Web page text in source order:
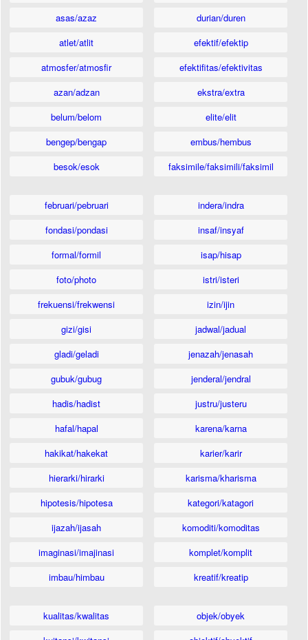
asas/azaz
atlet/atlit
atmosfer/atmosfir
azan/adzan
belum/belom
bengep/bengap
besok/esok
durian/duren
efektif/efektip
efektifitas/efektivitas
ekstra/extra
elite/elit
embus/hembus
faksimile/faksimili/faksimil
februari/pebruari
fondasi/pondasi
formal/formil
foto/photo
frekuensi/frekwensi
gizi/gisi
gladi/geladi
gubuk/gubug
hadis/hadist
hafal/hapal
hakikat/hakekat
hierarki/hirarki
hipotesis/hipotesa
ijazah/ijasah
imaginasi/imajinasi
imbau/himbau
indera/indra
insaf/insyaf
isap/hisap
istri/isteri
izin/ijin
jadwal/jadual
jenazah/jenasah
jenderal/jendral
justru/justeru
karena/karna
karier/karir
karisma/kharisma
kategori/katagori
komoditi/komoditas
komplet/komplit
kreatif/kreatip
kualitas/kwalitas
objek/obyek